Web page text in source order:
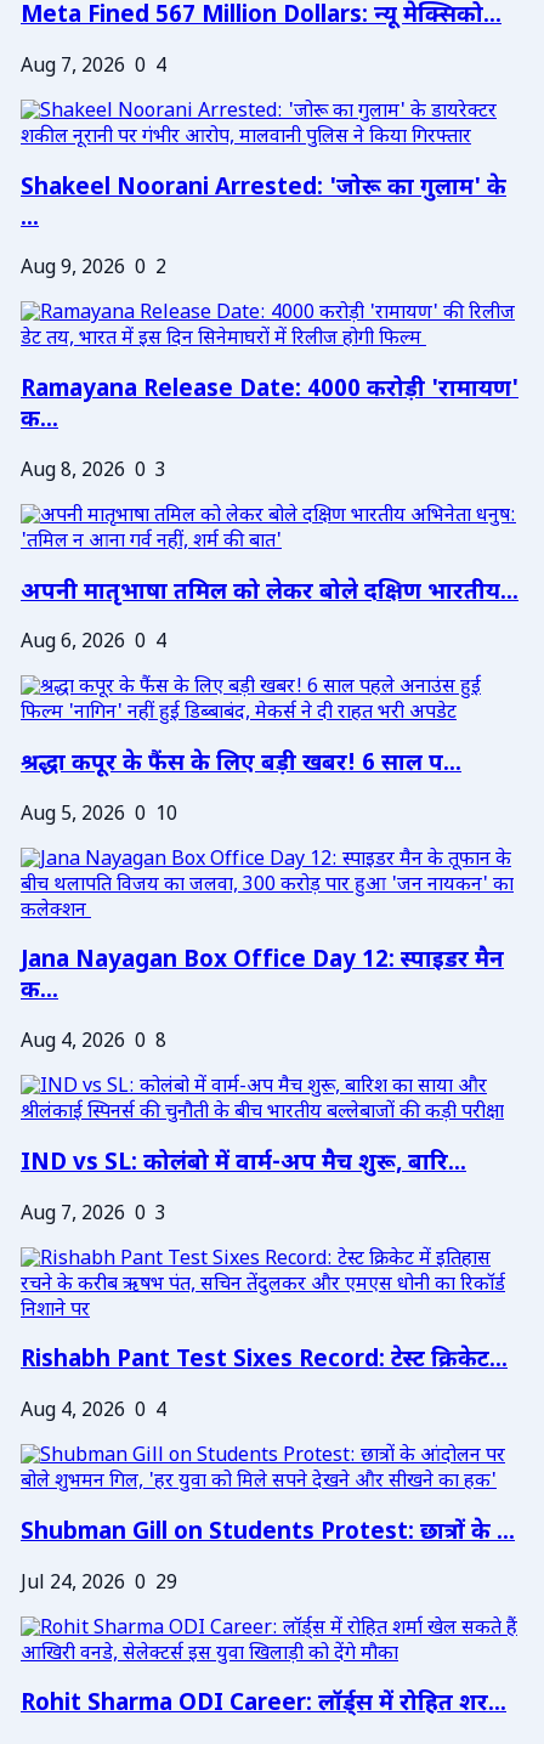
Meta Fined 567 Million Dollars: न्यू मेक्सिको...
Aug 7, 2026 0 4
Shakeel Noorani Arrested: 'जोरू का गुलाम' के
...
Aug 9, 2026 0 2
Ramayana Release Date: 4000 करोड़ी 'रामायण'
क...
Aug 8, 2026 0 3
अपनी मातृभाषा तमिल को लेकर बोले दक्षिण भारतीय...
Aug 6, 2026 0 4
श्रद्धा कपूर के फैंस के लिए बड़ी खबर! 6 साल प...
Aug 5, 2026 0 10
Jana Nayagan Box Office Day 12: स्पाइडर मैन
क...
Aug 4, 2026 0 8
IND vs SL: कोलंबो में वार्म-अप मैच शुरू, बारि...
Aug 7, 2026 0 3
Rishabh Pant Test Sixes Record: टेस्ट क्रिकेट...
Aug 4, 2026 0 4
Shubman Gill on Students Protest: छात्रों के ...
Jul 24, 2026 0 29
Rohit Sharma ODI Career: लॉर्ड्स में रोहित शर...